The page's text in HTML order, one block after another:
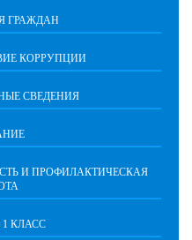
ГРАЖДАН
КОРРУПЦИИ
СВЕДЕНИЯ
И ПРОФИЛАКТИЧЕСКАЯ
КЛАСС